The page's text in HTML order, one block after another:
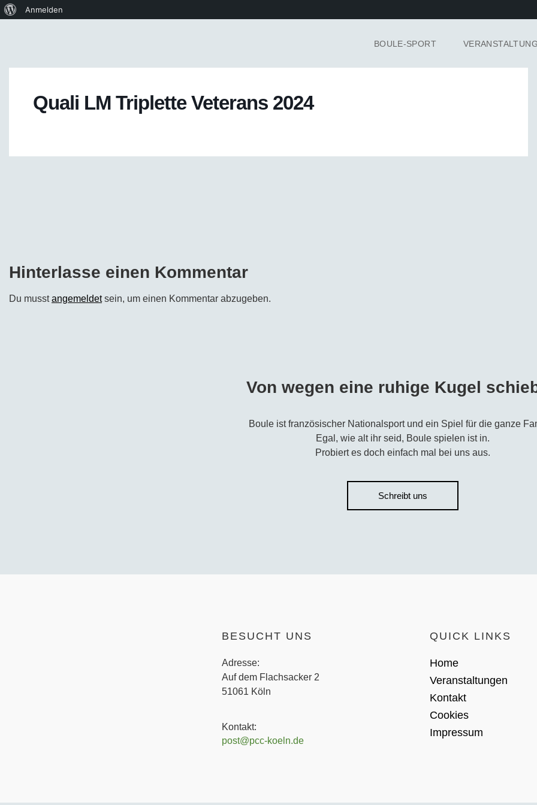
BOULE-SPORT
Quali LM Triplette Veterans 2024
Hinterlasse einen Kommentar
Du musstangemeldetsein, um einen Kommentar abzugeben.
Von wegen eine ruhige Kugel
Boule ist französischer Nationalsport und ein Spiel für die ganze
Egal, wie alt ihr seid, Boule spielen ist in.
Probiert es doch einfach mal bei uns aus.
Schreibt uns
BESUCHT UNS
Adresse:
Auf dem Flachsacker 2
51061 Köln​
Kontakt:
post@pcc-koeln.de
QUICK LINKS
Home
Veranstaltungen
Kontakt
Cookies
Impressum
Anmelden